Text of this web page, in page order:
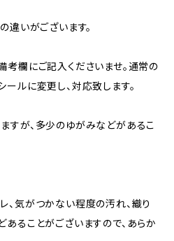
違いがございます。
考欄にご記入くださいませ。通常の
ルに変更し、対応致します。
すが、多少のゆがみなどがあるこ
、気がつかない程度の汚れ、織り
あることがございますので、あらか